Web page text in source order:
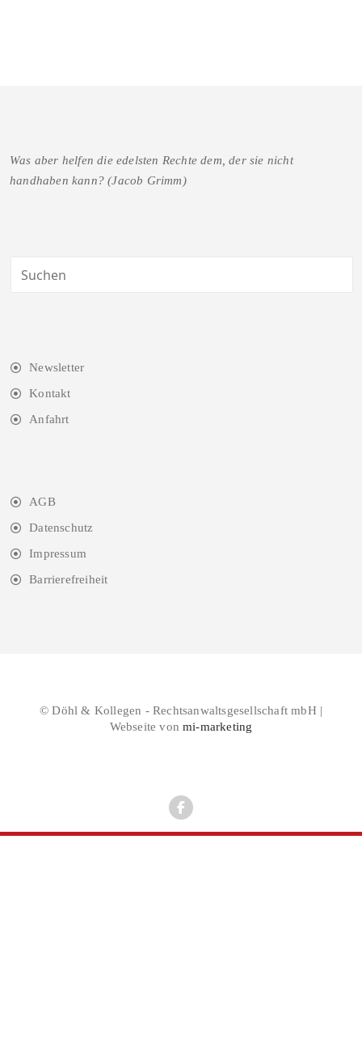
Was aber helfen die edelsten Rechte dem, der sie nicht
handhaben kann? (Jacob Grimm)
Newsletter
Kontakt
Anfahrt
AGB
Datenschutz
Impressum
Barrierefreiheit
© Döhl & Kollegen - Rechtsanwaltsgesellschaft mbH |
Webseite vonmi-marketing